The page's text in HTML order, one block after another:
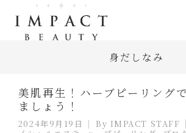
身だしなみ
美肌再生！ハーブピーリング
ましょう！
2024年9月19日 By IMPACT STAFF